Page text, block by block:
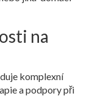
na
komplexní
a podpory při